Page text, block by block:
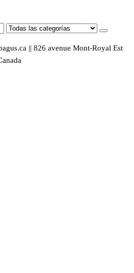
|| 826 avenue Mont-Royal Est